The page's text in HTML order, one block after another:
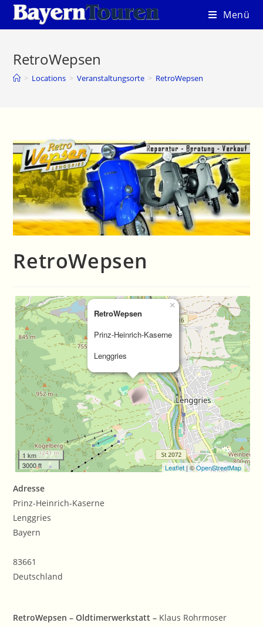
Zum
Inhalt
Menü
RetroWepsen
> Locations > Veranstaltungsorte > RetroWepsen
RetroWepsen
RetroWepsen
Prinz-Heinrich-Kaserne
Lenggries
×
1 km
3000 ft
Leaflet| ©OpenStreetMap
Adresse
Prinz-Heinrich-Kaserne
Lenggries
Bayern
83661
Deutschland
RetroWepsen – Oldtimerwerkstatt – Klaus Rohrmoser